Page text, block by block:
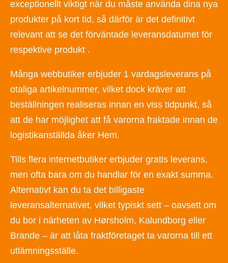
exceptionellt viktigt när du måste använda dina nya
produkter på kort tid, så därför är det definitivt
relevant att se det förväntade leveransdatumet för
respektive produkt .
Många webbutiker erbjuder 1 vardagsleverans på
otaliga artikelnummer, vilket dock kräver att
beställningen realiseras innan en viss tidpunkt, så
att de har möjlighet att få varorna fraktade innan de
logistikanställda åker Hem.
Tills flera internetbutiker erbjuder gratis leverans,
men ofta bara om du handlar för en exakt summa.
Alternativt kan du ta det billigaste
leveransalternativet, vilket typiskt sett – oavsett om
du bor i närheten av Hørsholm, Kalundborg eller
Brande – är att låta fraktföretaget ta varorna till ett
utlämningsställe.